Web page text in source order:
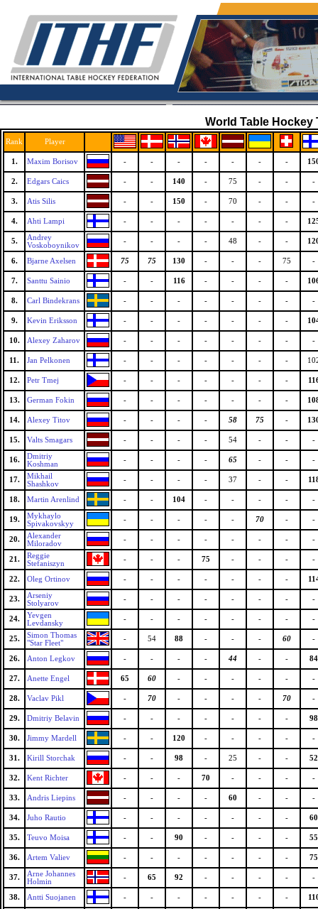
World Table Hockey
Rank Player
1. Maxim Borisov - - - - - - -
2. Edgars Caics - - 140 - 75 - - -
3. Atis Silis - - 150 - 70 - - -
4. Ahti Lampi - - - - - - -
5.
Andrey
Voskoboynikov
- - - - 48 - -
6. Bjarne Axelsen 75 75 130 - - - 75 -
7. Santtu Sainio - - 116 - - - -
8. Carl Bindekrans - - - - - - - -
9. Kevin Eriksson - - - - - - -
10. Alexey Zaharov - - - - - - - -
11. Jan Pelkonen - - - - - - -
12. Petr Tmej - - - - - - -
13. German Fokin - - - - - - -
14. Alexey Titov - - - - 58 75 -
15. Valts Smagars - - - - 54 - - -
16.
Dmitriy
Koshman
- - - - 65 - - -
17.
Mikhail
Shashkov
- - - - 37 - -
18. Martin Arenlind - - 104 - - - - -
19.
Mykhaylo
Spivakovskyy
- - - - - 70 - -
20.
Alexander
Miloradov
- - - - - - - -
21.
Reggie
Stefaniszyn
- - - 75 - - - -
22. Oleg Ortinov - - - - - - -
23.
Arseniy
Stolyarov
- - - - - - - -
24.
Yevgen
Levdansky
- - - - - - - -
25.
Simon Thomas
"Star Fleet"
- 54 88 - - - 60 -
26. Anton Legkov - - - - 44 - - 84
27. Anette Engel 65 60 - - - - - -
28. Vaclav Pikl - 70 - - - - 70 -
29. Dmitriy Belavin - - - - - - - 98
30. Jimmy Mardell - - 120 - - - - -
31. Kirill Storchak - - 98 - 25 - - 52
32. Kent Richter - - - 70 - - - -
33. Andris Liepins - - - - 60 - - -
34. Juho Rautio - - - - - - - 60
35. Teuvo Moisa - - 90 - - - - 55
36. Artem Valiev - - - - - - - 75
37.
Arne Johannes
Holmin
- 65 92 - - - - -
38. Antti Suojanen - - - - - - -